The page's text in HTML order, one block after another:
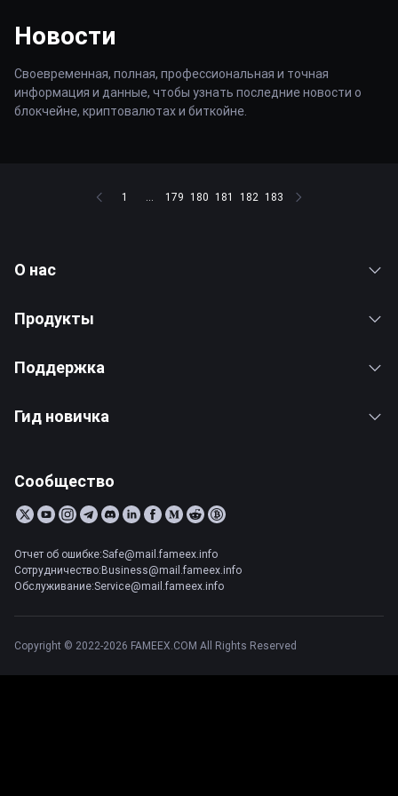
Новости
Своевременная, полная, профессиональная и точная
информация и данные, чтобы узнать последние новости о
блокчейне, криптовалютах и биткойне.
1 ... 179 180 181 182 183
О нас
Продукты
Поддержка
Гид новичка
Сообщество
Отчет об ошибке:Safe@mail.fameex.info
Сотрудничество:Business@mail.fameex.info
Обслуживание:Service@mail.fameex.info
Copyright © 2022-2026 FAMEEX.COM All Rights Reserved